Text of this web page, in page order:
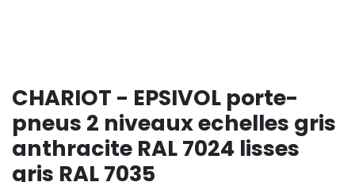
CHARIOT - EPSIVOL porte-
pneus 2 niveaux echelles gris
anthracite RAL 7024 lisses
gris RAL 7035